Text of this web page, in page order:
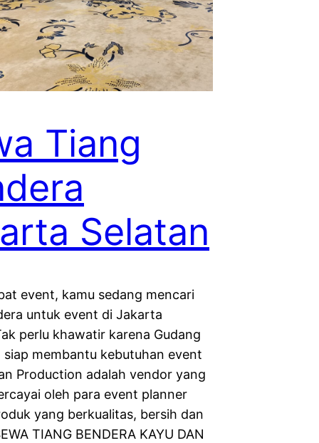
Tiang
Selatan
event, kamu sedang mencari
untuk event di Jakarta
perlu khawatir karena Gudang
siap membantu kebutuhan event
Production adalah vendor yang
oleh para event planner
yang berkualitas, bersih dan
TIANG BENDERA KAYU DAN